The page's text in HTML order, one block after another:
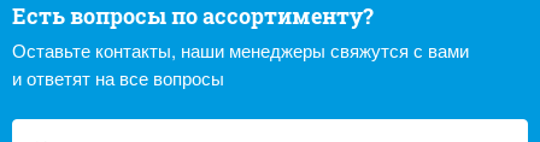
Есть вопросы по ассортименту?
Оставьте контакты, наши менеджеры свяжутся с вами
и ответят на все вопросы